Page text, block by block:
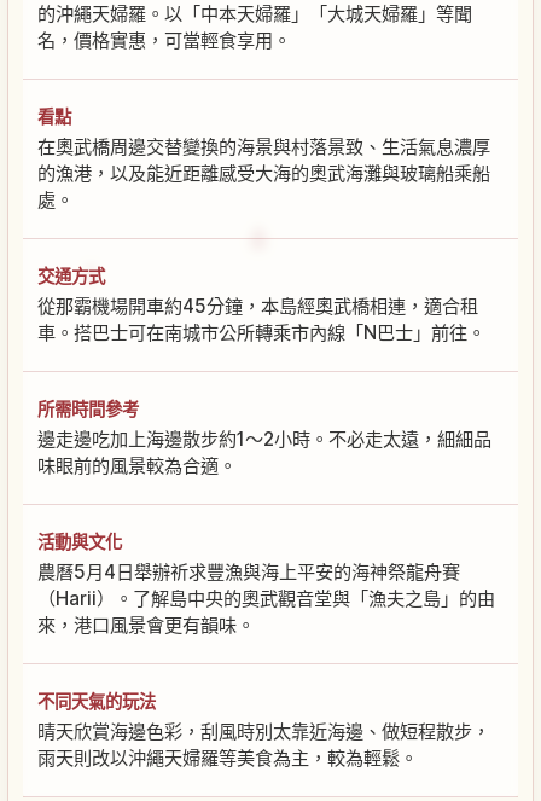
的沖繩天婦羅。以「中本天婦羅」「大城天婦羅」等聞
名，價格實惠，可當輕食享用。
看點
在奧武橋周邊交替變換的海景與村落景致、生活氣息濃厚
的漁港，以及能近距離感受大海的奧武海灘與玻璃船乘船
處。
交通方式
從那霸機場開車約45分鐘，本島經奧武橋相連，適合租
車。搭巴士可在南城市公所轉乘市內線「N巴士」前往。
所需時間參考
邊走邊吃加上海邊散步約1～2小時。不必走太遠，細細品
味眼前的風景較為合適。
活動與文化
農曆5月4日舉辦祈求豐漁與海上平安的海神祭龍舟賽
（Harii）。了解島中央的奧武觀音堂與「漁夫之島」的由
來，港口風景會更有韻味。
不同天氣的玩法
晴天欣賞海邊色彩，刮風時別太靠近海邊、做短程散步，
雨天則改以沖繩天婦羅等美食為主，較為輕鬆。